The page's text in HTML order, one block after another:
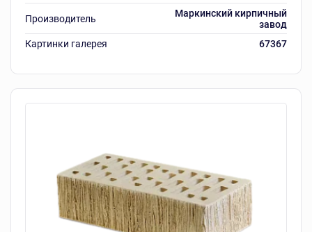
Производитель
Маркинский кирпичный
завод
Картинки галерея
67367